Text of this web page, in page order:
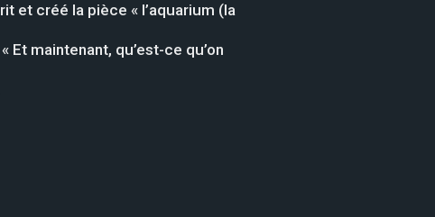
et créé la pièce « l’aquarium (la
maintenant, qu’est-ce qu’on